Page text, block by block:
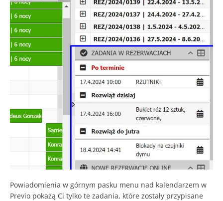
Powiadomienia w górnym pasku menu nad kalendarzem w
Previo pokażą Ci tylko te zadania, które zostały przypisane